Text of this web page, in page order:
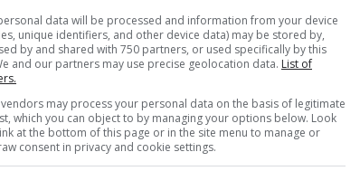
data will be processed and information from your device
unique identifiers, and other device data) may be stored by,
by and shared with 750 partners, or used specifically by this
and our partners may use precise geolocation data. List of
vendors may process your personal data on the basis of legitimate
which you can object to by managing your options below. Look
at the bottom of this page or in the site menu to manage or
consent in privacy and cookie settings.